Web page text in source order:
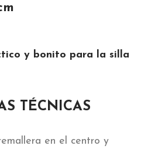
y bonito para la silla
TÉCNICAS
en el centro y